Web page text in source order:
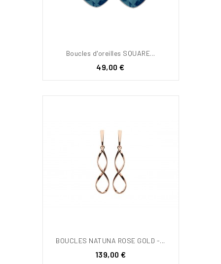
Boucles d'oreilles SQUARE...
Prix
49,00 €
BOUCLES NATUNA ROSE GOLD -...
Prix
139,00 €